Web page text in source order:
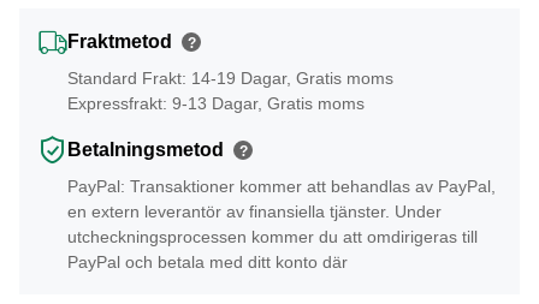
Fraktmetod ?
Standard Frakt: 14-19 Dagar, Gratis moms
Expressfrakt: 9-13 Dagar, Gratis moms
Betalningsmetod ?
PayPal: Transaktioner kommer att behandlas av PayPal,
en extern leverantör av finansiella tjänster. Under
utcheckningsprocessen kommer du att omdirigeras till
PayPal och betala med ditt konto där